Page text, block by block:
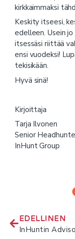
kirkkaimmaksi
Keskity itseesi,
edelleen. Usein
itsessäsi riittää
ensi vuodeksi!
tekisikään.
Hyvä sinä!
Kirjoittaja
Tarja Ilvonen
Senior
InHunt Group
EDELLINEN